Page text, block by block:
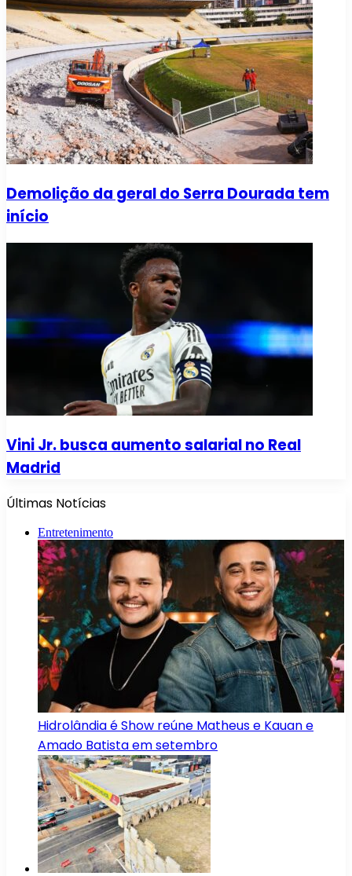
Demolição da geral do Serra Dourada tem
início
Vini Jr. busca aumento salarial no Real
Madrid
Últimas Notícias
Entretenimento
Hidrolândia é Show reúne Matheus e Kauan e
Amado Batista em setembro